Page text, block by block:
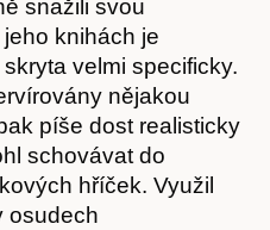
snažili svou
knihách je
velmi specificky.
nějakou
píše dost realisticky
schovávat do
hříček. Využil
osudech